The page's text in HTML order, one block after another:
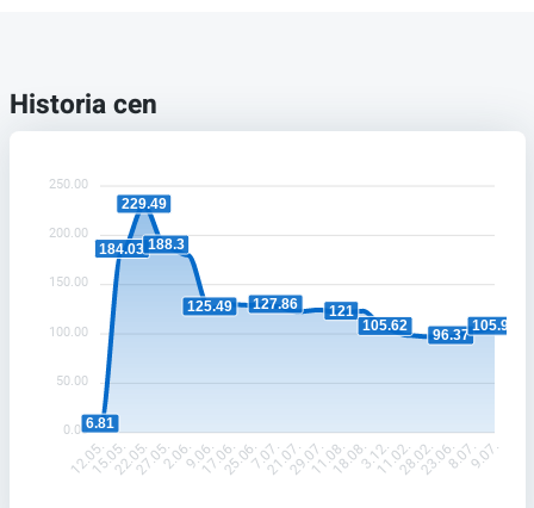
Historia cen
250.00
200.00
150.00
100.00
50.00
0.006.81
184.03
229.49
188.3
125.49 127.86
121
105.62
96.37
105.94
12.05.15.05.22.05.27.05.2.06.9.06.17.06.25.06.7.07.21.07.29.07.11.08.18.08.3.12.11.02.28.02.23.06.8.07.9.07.